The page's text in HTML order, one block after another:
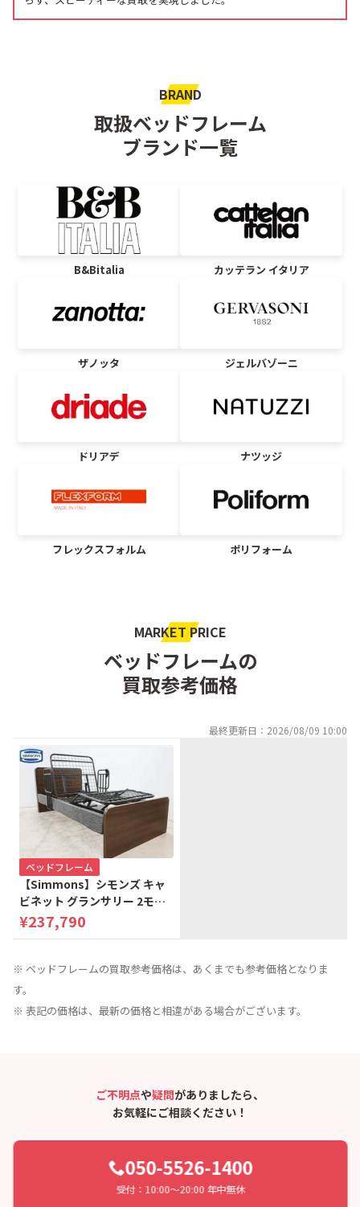
BRAND
取扱ベッドフレーム
ブランド一覧
B&Bitalia カッテラン イタリア
ザノッタ ジェルバゾーニ
ドリアデ ナツッジ
フレックスフォルム ポリフォーム
MARKET PRICE
ベッドフレームの
買取参考価格
最終更新日：2026/08/09 10:00
ベッドフレーム
【Simmons】シモンズ キャ
ビネット グランサリー 2モー
ター 電動リクライニングベッ
ド シングルベッド
¥237,790
※ ベッドフレームの買取参考価格は、あくまでも参考価格となりま
す。
※ 表記の価格は、最新の価格と相違がある場合がございます。
ご不明点や疑問がありましたら、
お気軽にご相談ください！
050-5526-1400
受付：10:00〜20:00 年中無休